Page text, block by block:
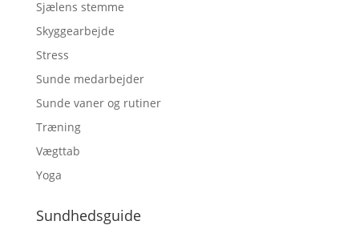
Sjælens stemme
Skyggearbejde
Stress
Sunde medarbejder
Sunde vaner og rutiner
Træning
Vægttab
Yoga
Sundhedsguide